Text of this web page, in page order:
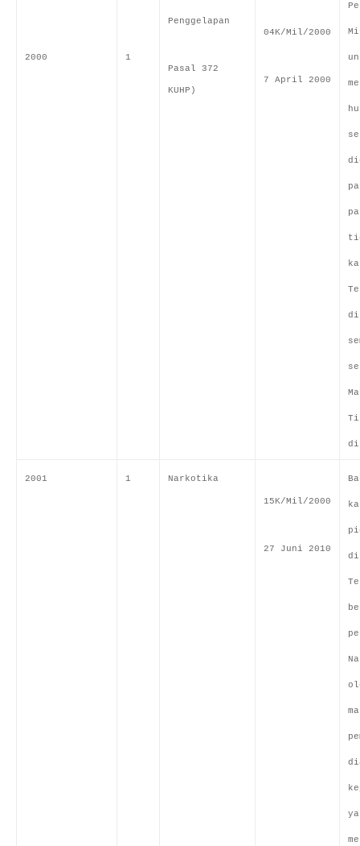
2000 1
Penggelapan
Pasal 372
KUHP)
04K/Mil/2000
7 April 2000
2001 1 Narkotika
15K/Mil/2000
27 Juni 2010